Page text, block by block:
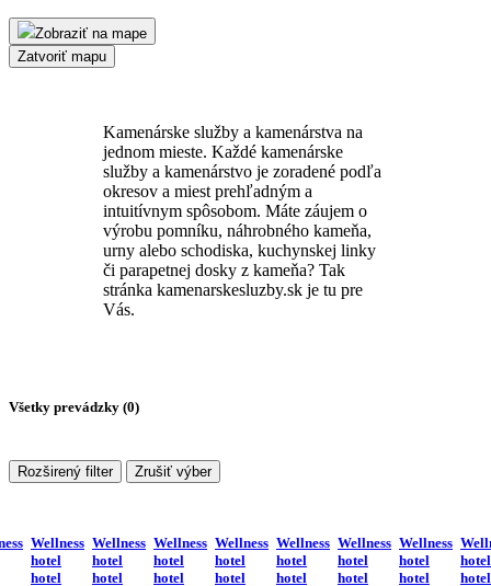
Zobraziť na mape
Zatvoriť mapu
Kamenárske služby a kamenárstva na
jednom mieste. Každé kamenárske
služby a kamenárstvo je zoradené podľa
okresov a miest prehľadným a
intuitívnym spôsobom. Máte záujem o
výrobu pomníku, náhrobného kameňa,
urny alebo schodiska, kuchynskej linky
či parapetnej dosky z kameňa? Tak
stránka kamenarskesluzby.sk je tu pre
Vás.
Všetky prevádzky (0)
Rozširený filter Zrušiť výber
Wellness
hotel
hotel
Wellness
hotel
hotel
Wellness
hotel
hotel
Wellness
hotel
hotel
Wellness
hotel
hotel
Wellness
hotel
hotel
Wellness
hotel
hotel
hotel
hotel